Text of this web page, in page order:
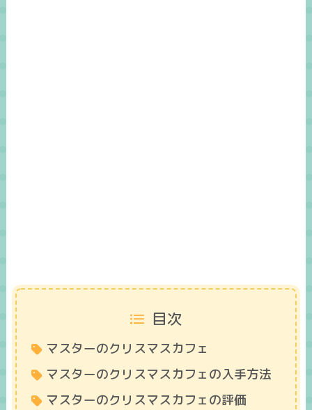
目次
マスターのクリスマスカフェ
マスターのクリスマスカフェの入手方法
マスターのクリスマスカフェの評価